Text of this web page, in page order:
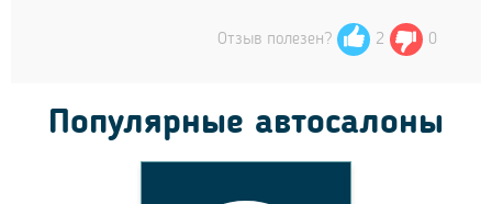
Отзыв полезен? 2 0
Популярные автосалоны